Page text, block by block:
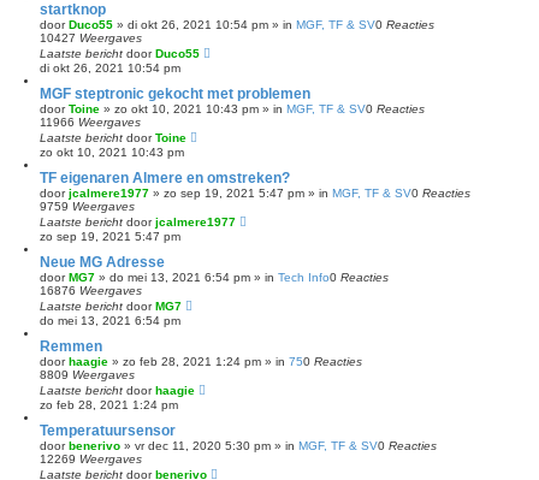
startknop
doorDuco55 » di okt 26, 2021 10:54 pm » in MGF, TF & SV0 Reacties
10427 Weergaves
Laatste bericht doorDuco55
di okt 26, 2021 10:54 pm
MGF steptronic gekocht met problemen
doorToine » zo okt 10, 2021 10:43 pm » in MGF, TF & SV0 Reacties
11966 Weergaves
Laatste bericht doorToine
zo okt 10, 2021 10:43 pm
TF eigenaren Almere en omstreken?
doorjcalmere1977 » zo sep 19, 2021 5:47 pm » in MGF, TF & SV0 Reacties
9759 Weergaves
Laatste bericht doorjcalmere1977
zo sep 19, 2021 5:47 pm
Neue MG Adresse
doorMG7 » do mei 13, 2021 6:54 pm » in Tech Info0 Reacties
16876 Weergaves
Laatste bericht doorMG7
do mei 13, 2021 6:54 pm
Remmen
doorhaagie » zo feb 28, 2021 1:24 pm » in 750 Reacties
8809 Weergaves
Laatste bericht doorhaagie
zo feb 28, 2021 1:24 pm
Temperatuursensor
doorbenerivo » vr dec 11, 2020 5:30 pm » in MGF, TF & SV0 Reacties
12269 Weergaves
Laatste bericht doorbenerivo